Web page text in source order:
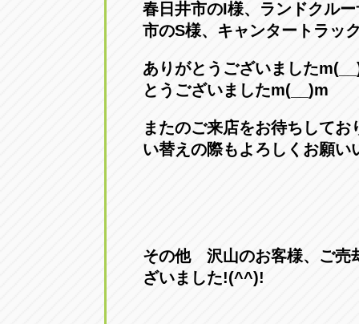
春日井市のI様、ランドク
市のS様、キャンタートラッ
ありがとうございま
とうございましたm(__)m
またのご来店をお待ち
い替えの際もよろしく
その他 沢山のお客様、ご
ざいました!(^^)!